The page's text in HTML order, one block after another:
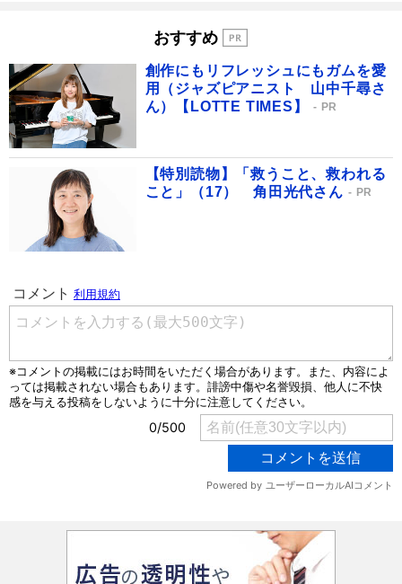
おすすめ
創作にもリフレッシュにもガムを愛
用（ジャズピアニスト 山中千尋さ
ん）【LOTTE TIMES】
PR
【特別読物】「救うこと、救われる
こと」（17） 角田光代さん
PR